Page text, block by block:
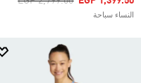
النساء سباحة